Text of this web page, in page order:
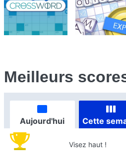
Meilleurs
Aujourd'hui Cette
Visez haut !